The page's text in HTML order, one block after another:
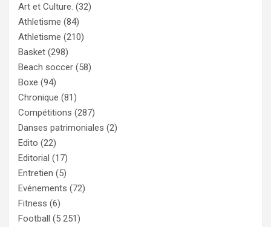
Art et Culture. (32)
Athletisme (84)
Athletisme (210)
Basket (298)
Beach soccer (58)
Boxe (94)
Chronique (81)
Compétitions (287)
Danses patrimoniales (2)
Edito (22)
Editorial (17)
Entretien (5)
Evénements (72)
Fitness (6)
Football (5 251)